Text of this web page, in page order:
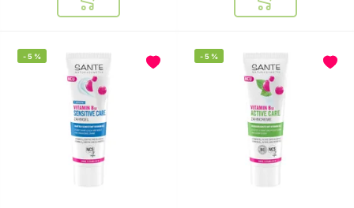
In den Warenkorb In den
-5 % -5 %